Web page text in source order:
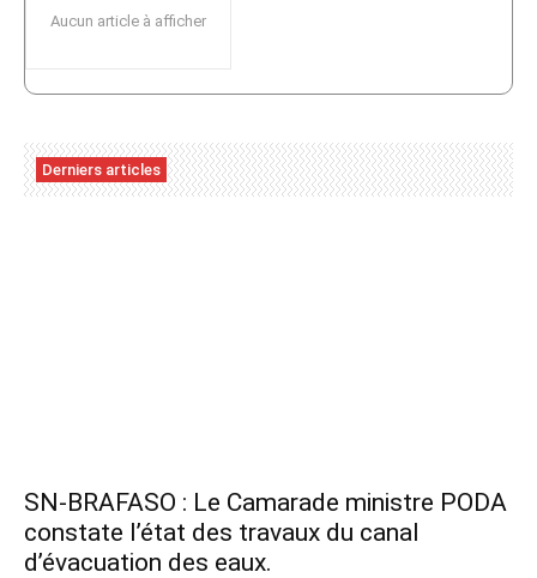
Aucun article à afficher
Derniers articles
SN-BRAFASO : Le Camarade ministre PODA
constate l’état des travaux du canal
d’évacuation des eaux.